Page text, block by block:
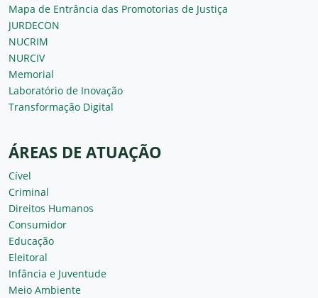
Mapa de Entrância das Promotorias de Justiça
JURDECON
NUCRIM
NURCIV
Memorial
Laboratório de Inovação
Transformação Digital
ÁREAS DE ATUAÇÃO
Cível
Criminal
Direitos Humanos
Consumidor
Educação
Eleitoral
Infância e Juventude
Meio Ambiente